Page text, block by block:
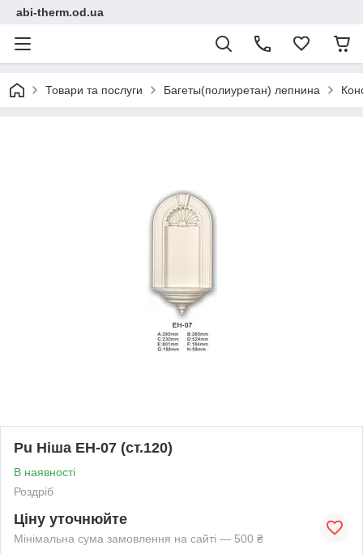
abi-therm.od.ua
Товари та послуги Багеты(полиуретан) лепнина
Pu Ніша EH-07 (ст.120)
В наявності
Роздріб
Ціну уточнюйте
Мінімальна сума замовлення на сайті — 500 ₴